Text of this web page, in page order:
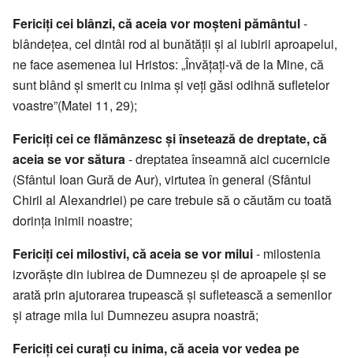
Fericiți cei blânzi, că aceia vor moșteni pământul-
blândețea, cel dintâi rod al bunătății și al iubirii aproapelui,
ne face asemenea lui Hristos: „Învățați-vă de la Mine, că
sunt blând și smerit cu inima și veți găsi odihnă sufletelor
voastre”(Matei 11, 29);
Fericiți cei ce flămânzesc și însetează de dreptate, că
aceia se vor sătura - dreptatea înseamnă aici cucernicie
(Sfântul Ioan Gură de Aur), virtutea în general (Sfântul
Chiril al Alexandriei) pe care trebuie să o căutăm cu toată
dorința inimii noastre;
Fericiți cei milostivi, că aceia se vor milui- milostenia
izvorăște din iubirea de Dumnezeu și de aproapele și se
arată prin ajutorarea trupească și sufletească a semenilor
și atrage mila lui Dumnezeu asupra noastră;
Fericiți cei curați cu inima, că aceia vor vedea pe